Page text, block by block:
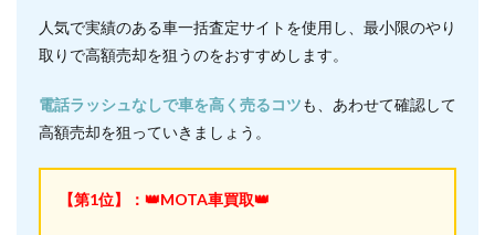
人気で実績のある車一括査定サイトを使用し、最小限のやり
取りで高額売却を狙うのをおすすめします。
電話ラッシュなしで車を高く売るコツも、あわせて確認して
高額売却を狙っていきましょう。
【第1位】：👑MOTA車買取👑